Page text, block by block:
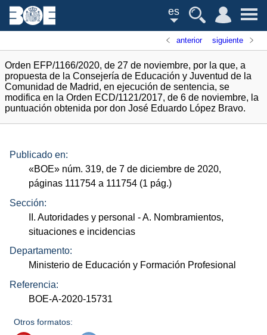
es
anterior siguiente
Orden EFP/1166/2020, de 27 de noviembre, por la que, a
propuesta de la Consejería de Educación y Juventud de la
Comunidad de Madrid, en ejecución de sentencia, se
modifica en la Orden ECD/1121/2017, de 6 de noviembre, la
puntuación obtenida por don José Eduardo López Bravo.
Publicado en:
«BOE» núm. 319, de 7 de diciembre de 2020,
páginas 111754 a 111754 (1 pág.)
Sección:
II. Autoridades y personal - A. Nombramientos,
situaciones e incidencias
Departamento:
Ministerio de Educación y Formación Profesional
Referencia:
BOE-A-2020-15731
Otros formatos: